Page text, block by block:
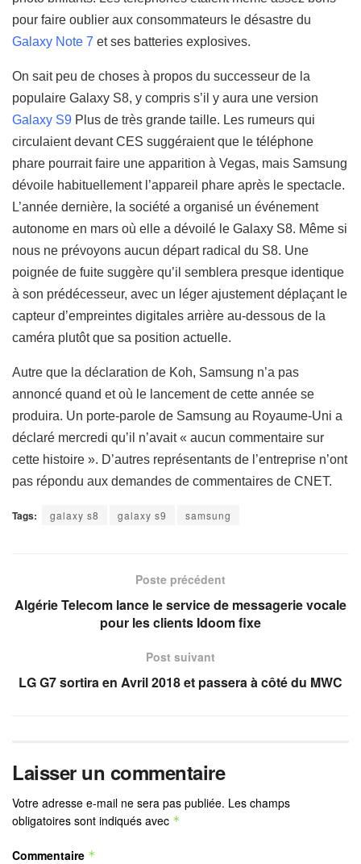
pour faire oublier aux consommateurs le désastre du
Galaxy Note 7 et ses batteries explosives.
On sait peu de choses à propos du successeur de la
populaire Galaxy S8, y compris s’il y aura une version
Galaxy S9 Plus de très grande taille. Les rumeurs qui
circulaient devant CES suggéraient que le téléphone
phare pourrait faire une apparition à Vegas, mais Samsung
dévoile habituellement l’appareil phare après le spectacle.
L’année dernière, la société a organisé un événement
autonome en mars où elle a dévoilé le Galaxy S8. Même si
nous ne prévoyons aucun départ radical du S8. Une
poignée de fuite suggère qu’il semblera presque identique
à son prédécesseur, avec un léger ajustement déplaçant le
capteur d’empreintes digitales arrière au-dessous de la
caméra plutôt que sa position actuelle.
Autre que la déclaration de Koh, Samsung n’a pas
annoncé quand et où le lancement de cette année se
produira. Un porte-parole de Samsung au Royaume-Uni a
déclaré mercredi qu’il n’avait « aucun commentaire sur
cette histoire ». D’autres représentants de l’entreprise n’ont
pas répondu aux demandes de commentaires de CNET.
Tags: galaxy s8 galaxy s9 samsung
Poste précédent
Algérie Telecom lance le service de messagerie vocale
pour les clients Idoom fixe
Post suivant
LG G7 sortira en Avril 2018 et passera à côté du MWC
Laisser un commentaire
Votre adresse e-mail ne sera pas publiée. Les champs
obligatoires sont indiqués avec *
Commentaire *